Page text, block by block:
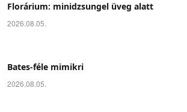
Florárium: minidzsungel üveg alatt
2026.08.05.
Bates-féle mimikri
2026.08.05.